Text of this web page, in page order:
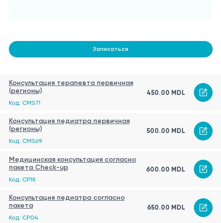
Записаться
Консультация терапевта первичная
(регионы)
Код: CMS71
450.00 MDL
Консультация педиатра первичная
(регионы)
Код: CMS69
500.00 MDL
Медицинская консультация согласно
пакета Check-up
Код: CP18
600.00 MDL
Консультация педиатра согласно
пакета
Код: CP04
650.00 MDL